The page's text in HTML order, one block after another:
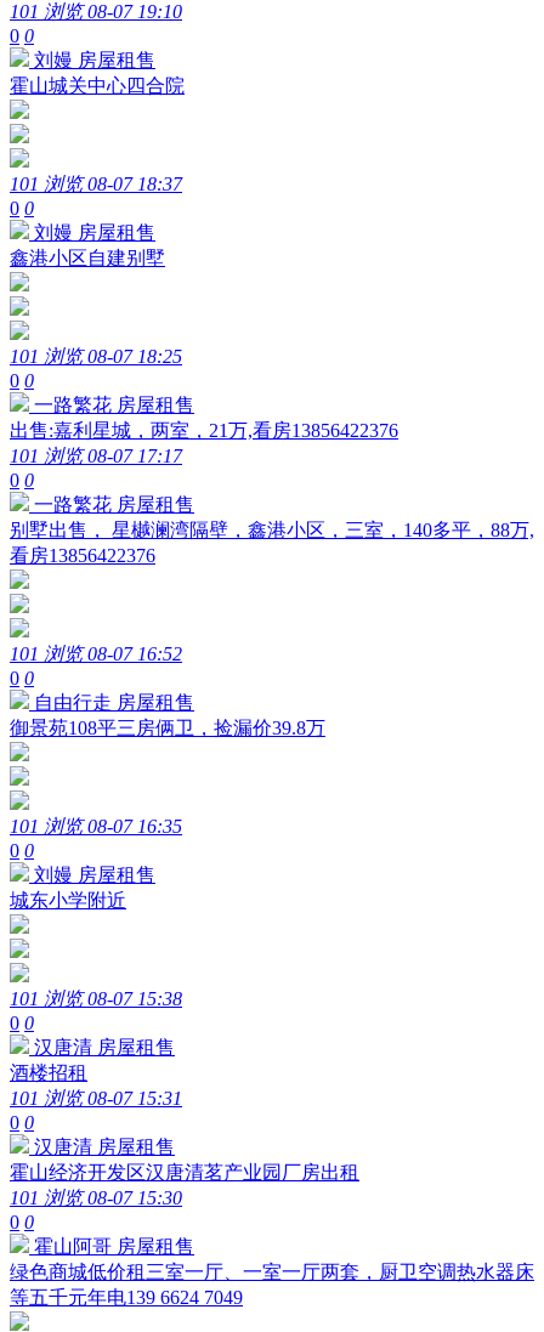
101 浏览 08-07 19:10
0 0
刘嫚 房屋租售
霍山城关中心四合院
101 浏览 08-07 18:37
0 0
刘嫚 房屋租售
鑫港小区自建别墅
101 浏览 08-07 18:25
0 0
一路繁花 房屋租售
出售:嘉利星城，两室，21万,看房13856422376
101 浏览 08-07 17:17
0 0
一路繁花 房屋租售
别墅出售， 星樾澜湾隔壁，鑫港小区，三室，140多平，88万,
看房13856422376
101 浏览 08-07 16:52
0 0
自由行走 房屋租售
御景苑108平三房俩卫，捡漏价39.8万
101 浏览 08-07 16:35
0 0
刘嫚 房屋租售
城东小学附近
101 浏览 08-07 15:38
0 0
汉唐清 房屋租售
酒楼招租
101 浏览 08-07 15:31
0 0
汉唐清 房屋租售
霍山经济开发区汉唐清茗产业园厂房出租
101 浏览 08-07 15:30
0 0
霍山阿哥 房屋租售
绿色商城低价租三室一厅、一室一厅两套，厨卫空调热水器床
等五千元年电139 6624 7049